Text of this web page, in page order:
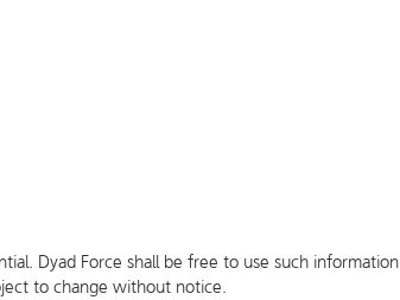
Dyad Force shall be free to use such information
to change without notice.